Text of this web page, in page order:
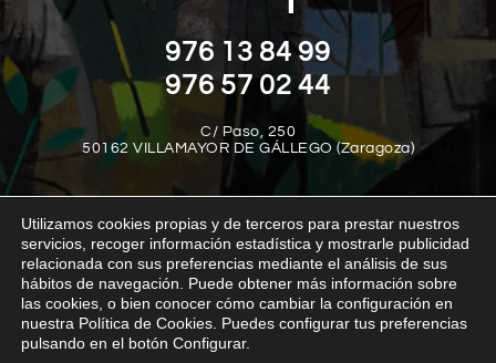
976 13 84 99
976 57 02 44
C/ Paso, 250
50162 VILLAMAYOR DE GÁLLEGO (Zaragoza)
Aviso legal Política de privacidad
Política de cookies
Política interna del canal de denuncias
Transparencia
Utilizamos cookies propias y de terceros para prestar nuestros
servicios, recoger información estadística y mostrarle publicidad
relacionada con sus preferencias mediante el análisis de sus
hábitos de navegación. Puede obtener más información sobre
las cookies, o bien conocer cómo cambiar la configuración en
nuestra Política de Cookies. Puedes configurar tus preferencias
pulsando en el botón Configurar.